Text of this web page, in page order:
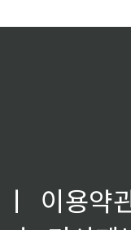
ㅣ
이용약